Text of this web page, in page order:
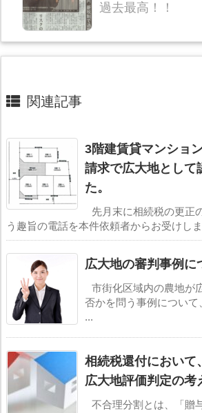
過去最高！！
関連記事
3階建賃貸マンショ
請求で広大地として
た。
先月末に相続税の更正
う趣旨の電話を本件依頼者からお受けし
広大地の審判事例
市街化区域内の農地が
否かを問う事例について
...
相続税還付において
広大地評価判定の考
不合理分割とは、「贈